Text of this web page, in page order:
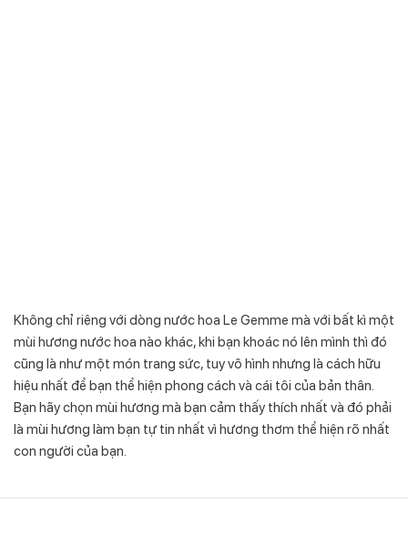
Không chỉ riêng với dòng nước hoa Le Gemme mà với bất kì một
mùi hương nước hoa nào khác, khi bạn khoác nó lên mình thì đó
cũng là như một món trang sức, tuy vô hình nhưng là cách hữu
hiệu nhất để bạn thể hiện phong cách và cái tôi của bản thân.
Bạn hãy chọn mùi hương mà bạn cảm thấy thích nhất và đó phải
là mùi hương làm bạn tự tin nhất vì hương thơm thể hiện rõ nhất
con người của bạn.